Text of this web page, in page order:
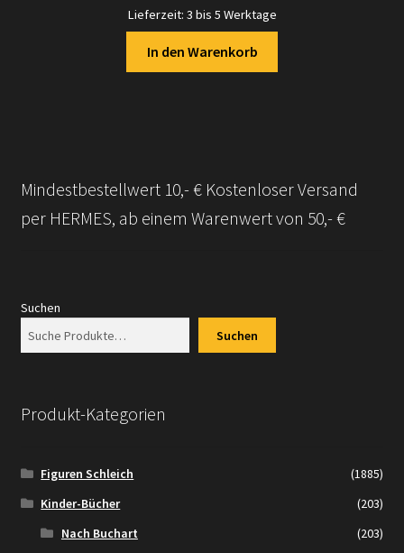
Lieferzeit: 3 bis 5 Werktage
In den Warenkorb
Mindestbestellwert 10,- € Kostenloser Versand
per HERMES, ab einem Warenwert von 50,- €
Suchen
Suchen
Produkt-Kategorien
Figuren Schleich
(1885)
Kinder-Bücher
(203)
Nach Buchart
(203)